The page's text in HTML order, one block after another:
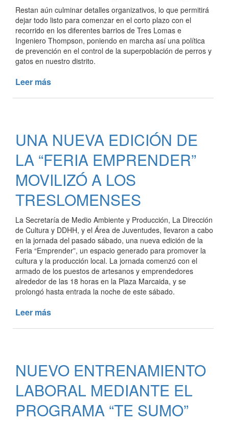
Restan aún culminar detalles organizativos, lo que permitirá
dejar todo listo para comenzar en el corto plazo con el
recorrido en los diferentes barrios de Tres Lomas e
Ingeniero Thompson, poniendo en marcha así una política
de prevención en el control de la superpoblación de perros y
gatos en nuestro distrito.
Leer más
PUESTA
EN
MARCHA
DEL
QUIRÓFANO
MOVIL
PARA
CASTRACIONES
DE
PERROS
Y
GATOS
UNA NUEVA EDICIÓN DE
LA “FERIA EMPRENDER”
MOVILIZÓ A LOS
TRESLOMENSES
La Secretaría de Medio Ambiente y Producción, La Dirección
de Cultura y DDHH, y el Área de Juventudes, llevaron a cabo
en la jornada del pasado sábado, una nueva edición de la
Feria “Emprender”, un espacio generado para promover la
cultura y la producción local. La jornada comenzó con el
armado de los puestos de artesanos y emprendedores
alrededor de las 18 horas en la Plaza Marcaida, y se
prolongó hasta entrada la noche de este sábado.
Leer más
LA
“FERIA
EMPRENDER”
MOVILIZÓ
A
NUEVO ENTRENAMIENTO
LABORAL MEDIANTE EL
PROGRAMA “TE SUMO”